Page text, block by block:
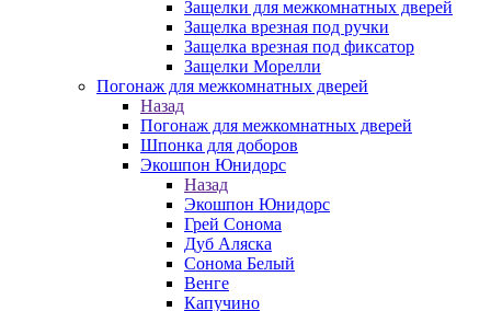
Защелки для межкомнатных дверей
Защелка врезная под ручки
Защелка врезная под фиксатор
Защелки Морелли
Погонаж для межкомнатных дверей
Назад
Погонаж для межкомнатных дверей
Шпонка для доборов
Экошпон Юнидорс
Назад
Экошпон Юнидорс
Грей Сонома
Дуб Аляска
Сонома Белый
Венге
Капучино